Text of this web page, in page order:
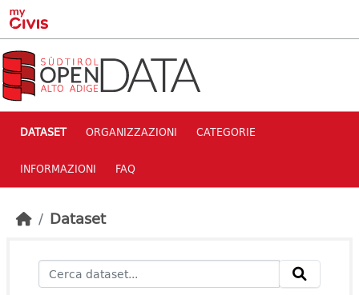
Skip to main content
DATASET ORGANIZZAZIONI CATEGORIE
INFORMAZIONI FAQ
Dataset